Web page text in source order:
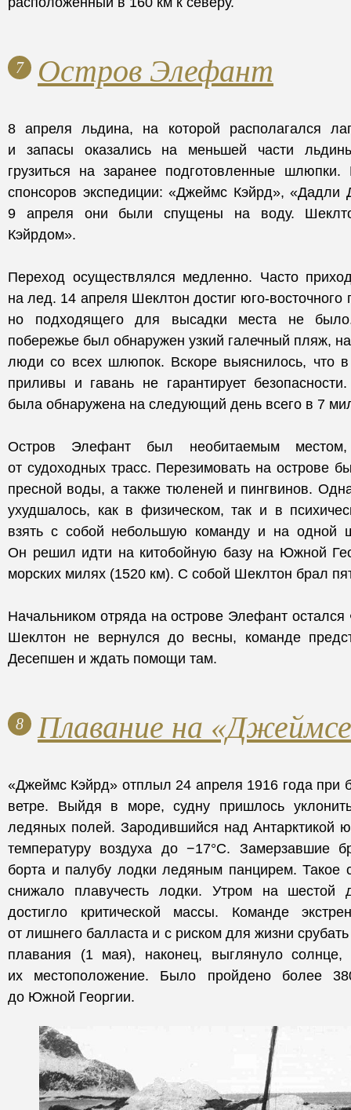
7 Остров Элефант
8 апреля льдина, на которой располагался
и запасы оказались на меньшей части
грузиться на заранее подготовленные
спонсоров экспедиции: «Джеймс Кэйрд», «Дадли
9 апреля они были спущены на воду.
Кэйрдом».
Переход осуществлялся медленно. Часто
на лед. 14 апреля Шеклтон достиг юго-
но подходящего для высадки места не
побережье был обнаружен узкий галечный пляж,
люди со всех шлюпок. Вскоре выяснилось, что в
приливы и гавань не гарантирует
была обнаружена на следующий день всего в 7
Остров Элефант был необитаемым местом,
от судоходных трасс. Перезимовать на острове
пресной воды, а также тюленей и пингвинов.
ухудшалось, как в физическом, так и в
взять с собой небольшую команду и на
Он решил идти на китобойную базу на Южной
морских милях (1520 км). С собой Шеклтон брал
Начальником отряда на острове Элефант
Шеклтон не вернулся до весны, команде
Десепшен и ждать помощи там.
8 Плавание на
«Джеймс Кэйрд» отплыл 24 апреля 1916 года при
ветре. Выйдя в море, судну пришлось
ледяных полей. Зародившийся над Антарктикой
температуру воздуха до −17°С. Замерзавшие
борта и палубу лодки ледяным панцирем. Такое
снижало плавучесть лодки. Утром на шестой
достигло критической массы. Команде
от лишнего балласта и с риском для жизни
плавания (1 мая), наконец, выглянуло
их местоположение. Было пройдено более
до Южной Георгии.